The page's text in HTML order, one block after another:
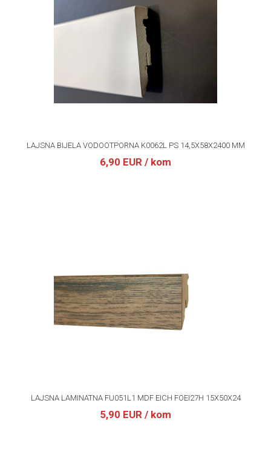
LAJSNA BIJELA VODOOTPORNA K0062L PS 14,5X58X2400 MM
6,90 EUR / kom
LAJSNA LAMINATNA FU051L1 MDF EICH FOEI27H 15X50X24
5,90 EUR / kom